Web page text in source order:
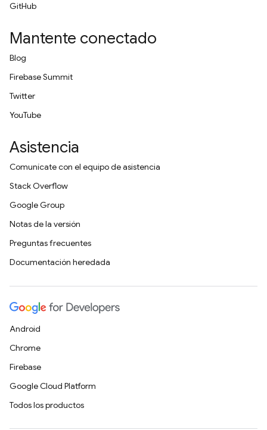
GitHub
Mantente conectado
Blog
Firebase Summit
Twitter
YouTube
Asistencia
Comunícate con el equipo de asistencia
Stack Overflow
Google Group
Notas de la versión
Preguntas frecuentes
Documentación heredada
Android
Chrome
Firebase
Google Cloud Platform
Todos los productos